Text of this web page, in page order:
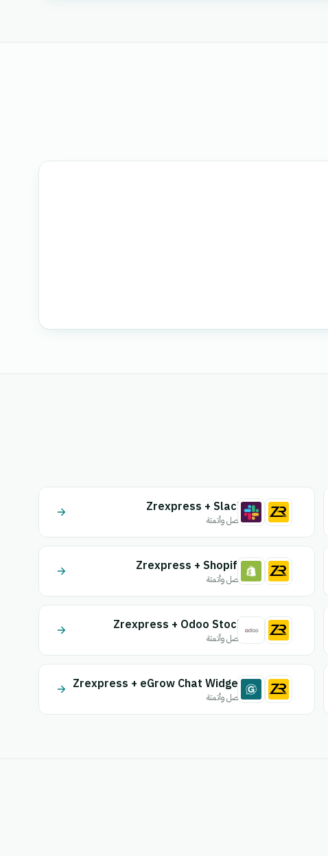
Zrexpress + Slack
اتصل وأتمتة
Zrexpress + Shopify
اتصل وأتمتة
Zrexpress + Odoo Stock
اتصل وأتمتة
Zrexpress + eGrow Chat Widget
اتصل وأتمتة